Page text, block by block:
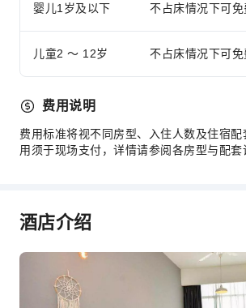
婴儿1岁及以下 不占床情况下可
儿童2 ～ 12岁 不占床情况下可
费用说明
费用标准将视不同房型、入住人数及住宿配
用须于现场支付，详情请参阅各房型与配套
酒店介绍